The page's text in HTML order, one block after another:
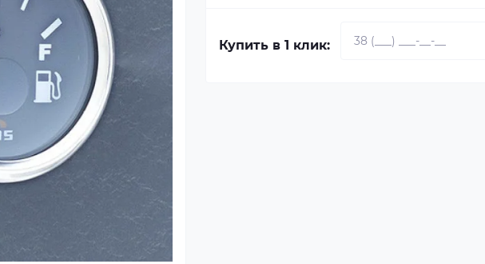
Купить в 1 клик: